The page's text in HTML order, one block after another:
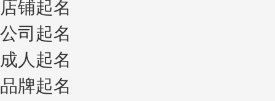
店铺起名
公司起名
成人起名
品牌起名